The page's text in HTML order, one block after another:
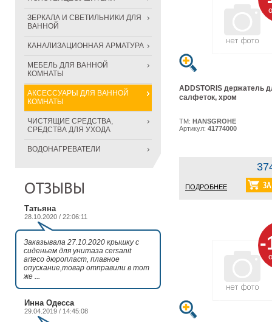
ЗЕРКАЛА И СВЕТИЛЬНИКИ ДЛЯ
ВАННОЙ
КАНАЛИЗАЦИОННАЯ АРМАТУРА
МЕБЕЛЬ ДЛЯ ВАННОЙ
КОМНАТЫ
АКСЕССУАРЫ ДЛЯ ВАННОЙ
КОМНАТЫ
ЧИСТЯЩИЕ СРЕДСТВА,
СРЕДСТВА ДЛЯ УХОДА
ВОДОНАГРЕВАТЕЛИ
ОТЗЫВЫ
Татьяна
28.10.2020 / 22:06:11
Заказывала 27.10.2020 крышку с
сиденьем для унитаза cersanit
arteco дюропласт, плавное
опускание,товар отправили в тот
же ...
Инна Одесса
29.04.2019 / 14:45:08
ADDSTORIS держатель
салфеток, хром
ТМ: HANSGROHE
Артикул: 41774000
ПОДРОБНЕЕ
-